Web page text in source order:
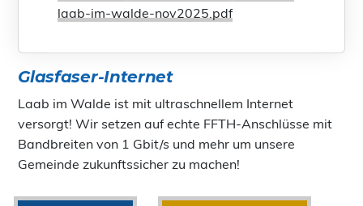
laab-im-walde-nov2025.pdf
Glasfaser-Internet
Laab im Walde ist mit ultraschnellem Internet
versorgt! Wir setzen auf echte FFTH-Anschlüsse mit
Bandbreiten von 1 Gbit/s und mehr um unsere
Gemeinde zukunftssicher zu machen!